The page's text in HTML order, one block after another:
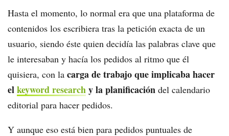
Hasta el momento, lo normal era que una plataforma de
contenidos los escribiera tras la petición exacta de un
usuario, siendo éste quien decidía las palabras clave que
le interesaban y hacía los pedidos al ritmo que él
quisiera, con la carga de trabajo que implicaba hacer
elkeyword researchy la planificación del calendario
editorial para hacer pedidos.
Y aunque eso está bien para pedidos puntuales de